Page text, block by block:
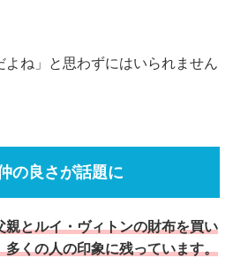
よね」と思わずにはいられません
の良さが話題に
親とルイ・ヴィトンの財布を買い
多くの人の印象に残っています。